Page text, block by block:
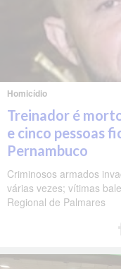
Homicídio
Treinador é
e cinco pessoas
Pernambuco
Criminosos armados
várias vezes; vítimas
Regional de Palmares